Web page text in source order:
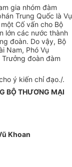
gia nhóm đàm
Trung Quốc là Vụ
Cố vấn cho Bộ
lớn các nước thành
đoàn. Do vậy, Bộ
Nam, Phó Vụ
đoàn đàm
ý kiến chỉ đạo./.
BỘ THƯƠNG MẠI
Khoan